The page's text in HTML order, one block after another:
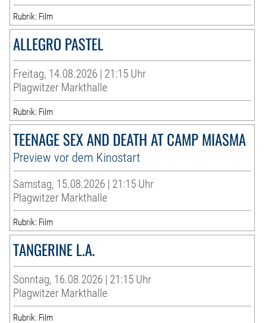
Rubrik: Film
ALLEGRO PASTEL
Freitag, 14.08.2026 | 21:15 Uhr
Plagwitzer Markthalle
Rubrik: Film
TEENAGE SEX AND DEATH AT CAMP MIASMA
Preview vor dem Kinostart
Samstag, 15.08.2026 | 21:15 Uhr
Plagwitzer Markthalle
Rubrik: Film
TANGERINE L.A.
Sonntag, 16.08.2026 | 21:15 Uhr
Plagwitzer Markthalle
Rubrik: Film